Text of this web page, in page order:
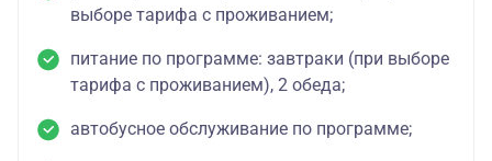
выборе тарифа с проживанием;
питание по программе: завтраки (при выборе
тарифа с проживанием), 2 обеда;
автобусное обслуживание по программе;